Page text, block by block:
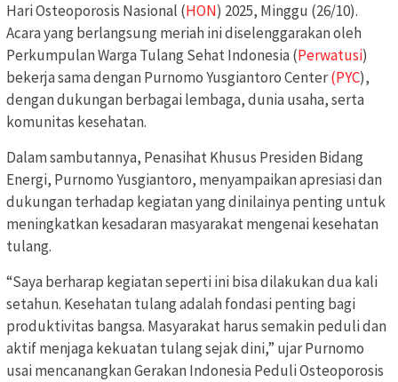
Hari Osteoporosis Nasional (HON) 2025, Minggu (26/10).
Acara yang berlangsung meriah ini diselenggarakan oleh
Perkumpulan Warga Tulang Sehat Indonesia (Perwatusi)
bekerja sama dengan Purnomo Yusgiantoro Center(PYC),
dengan dukungan berbagai lembaga, dunia usaha, serta
komunitas kesehatan.
Dalam sambutannya, Penasihat Khusus Presiden Bidang
Energi, Purnomo Yusgiantoro, menyampaikan apresiasi dan
dukungan terhadap kegiatan yang dinilainya penting untuk
meningkatkan kesadaran masyarakat mengenai kesehatan
tulang.
“Saya berharap kegiatan seperti ini bisa dilakukan dua kali
setahun. Kesehatan tulang adalah fondasi penting bagi
produktivitas bangsa. Masyarakat harus semakin peduli dan
aktif menjaga kekuatan tulang sejak dini,” ujar Purnomo
usai mencanangkan Gerakan Indonesia Peduli Osteoporosis